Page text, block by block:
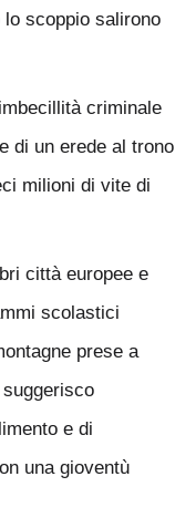
scoppio salirono
criminale
di un erede al trono
milioni di vite di
città europee e
scolastici
prese a
e di
una gioventù